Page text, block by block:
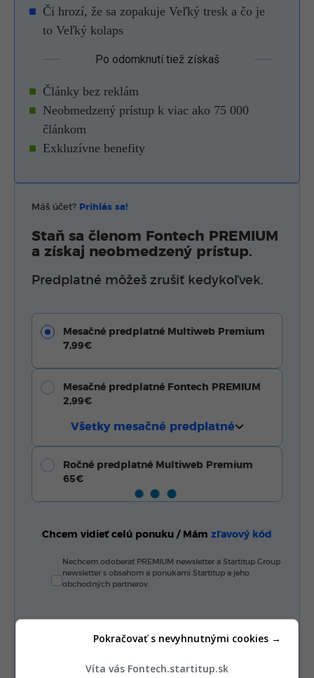
Či hrozí, že sa zopakuje Veľký tresk a čo je
to Veľký kolaps
Po odomknutí tiež získaš
Články bez reklám
Neobmedzený prístup k viac ako 75 000
článkom
Exkluzívne benefity
Máš účet? Prihlás sa!
Staň sa členom Fontech PREMIUM
a získaj neobmedzený prístup.
Predplatné môžeš zrušiť kedykoľvek.
Mesačné predplatné Multiweb Premium
7,99€
Mesačné predplatné Fontech PREMIUM
2,99€
Všetky mesačné predplatné
Ročné predplatné Multiweb Premium
65€
Chcem vidieť celú ponuku / Mám zľavový kód
Nechcem odoberať PREMIUM newsletter a Startitup Group
newsletter s obsahom a ponukami Startitup a jeho
obchodných partnerov.
Víta vás Fontech.startitup.sk
Pokračovať s nevyhnutnými cookies →